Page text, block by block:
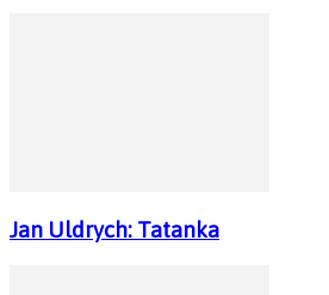
Jan Uldrych: Tatanka